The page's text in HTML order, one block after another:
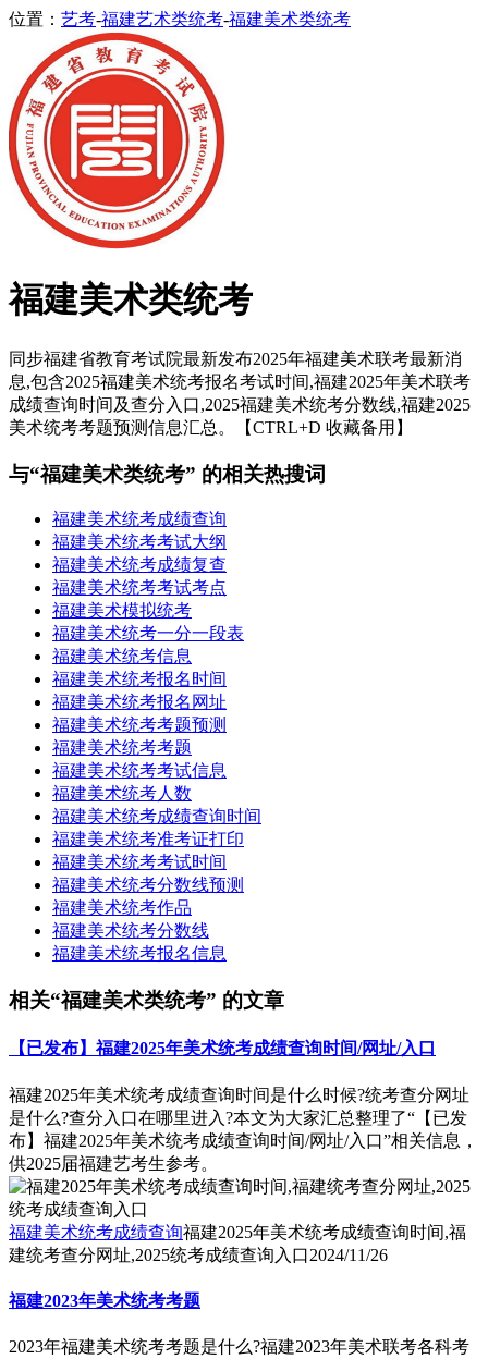
位置： 艺考-福建艺术类统考-福建美术类统考
福建美术类统考
同步福建省教育考试院最新发布2025年福建美术联考最新消
息,包含2025福建美术统考报名考试时间,福建2025年美术联考
成绩查询时间及查分入口,2025福建美术统考分数线,福建2025
美术统考考题预测信息汇总。【CTRL+D 收藏备用】
与“福建美术类统考” 的相关热搜词
福建美术统考成绩查询
福建美术统考考试大纲
福建美术统考成绩复查
福建美术统考考试考点
福建美术模拟统考
福建美术统考一分一段表
福建美术统考信息
福建美术统考报名时间
福建美术统考报名网址
福建美术统考考题预测
福建美术统考考题
福建美术统考考试信息
福建美术统考人数
福建美术统考成绩查询时间
福建美术统考准考证打印
福建美术统考考试时间
福建美术统考分数线预测
福建美术统考作品
福建美术统考分数线
福建美术统考报名信息
相关“福建美术类统考” 的文章
【已发布】福建2025年美术统考成绩查询时间/网址/入口
福建2025年美术统考成绩查询时间是什么时候?统考查分网址
是什么?查分入口在哪里进入?本文为大家汇总整理了“【已发
布】福建2025年美术统考成绩查询时间/网址/入口”相关信息，
供2025届福建艺考生参考。
福建美术统考成绩查询福建2025年美术统考成绩查询时间,福
建统考查分网址,2025统考成绩查询入口2024/11/26
福建2023年美术统考考题
2023年福建美术统考考题是什么?福建2023年美术联考各科考